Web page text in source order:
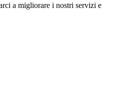
a migliorare i nostri servizi e